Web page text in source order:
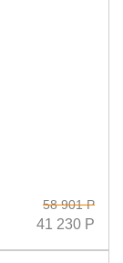
58 901 Р
41 230 Р